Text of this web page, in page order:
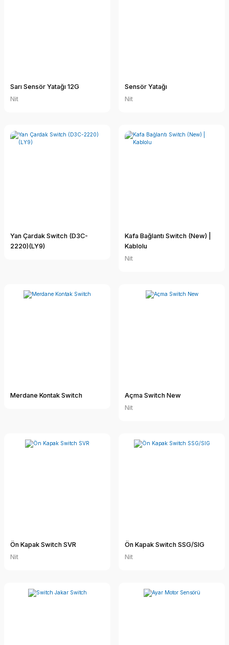
Sarı Sensör Yatağı 12G
Nit
Sensör Yatağı
Nit
Yan Çardak Switch (D3C-
2220)(LY9)
Kafa Bağlantı Switch (New) |
Kablolu
Nit
Merdane Kontak Switch
Açma Switch New
Nit
Ön Kapak Switch SVR
Nit
Ön Kapak Switch SSG/SIG
Nit